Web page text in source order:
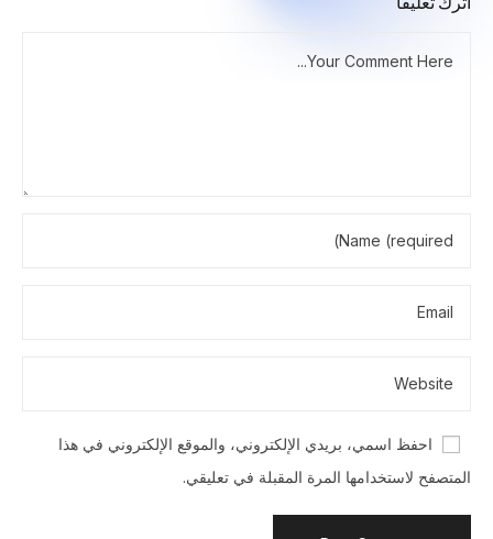
احفظ اسمي، بريدي الإلكتروني، والموقع الإلكتروني في هذا
المتصفح لاستخدامها المرة المقبلة في تعليقي.